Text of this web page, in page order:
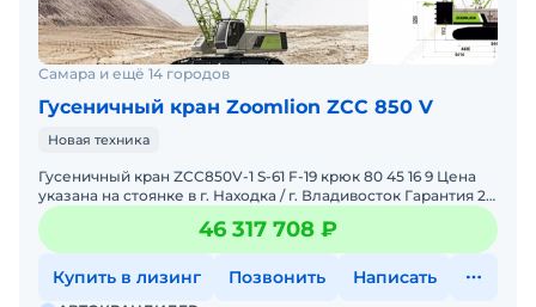
Самара и ещё 14 городов
Гусеничный кран Zoomlion ZCC 850 V
Новая техника
Гусеничный кран ZCC850V-1 S-61 F-19 крюк 80 45 16 9 Цена
указана на стоянке в г. Находка / г. Владивосток Гарантия 24
месяца / 4000 часов.Доставка по России с
46 317 708 ₽
Купить в лизинг Позвонить Написать